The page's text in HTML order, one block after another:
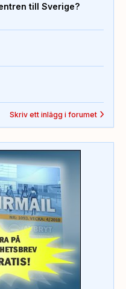
till Sverige?
Skriv ett inlägg i forumet